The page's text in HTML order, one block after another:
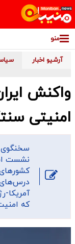
منو
آرشیو اخبار
واکنش
امنیتی
سخنگوی
نشست
درس‌های
که